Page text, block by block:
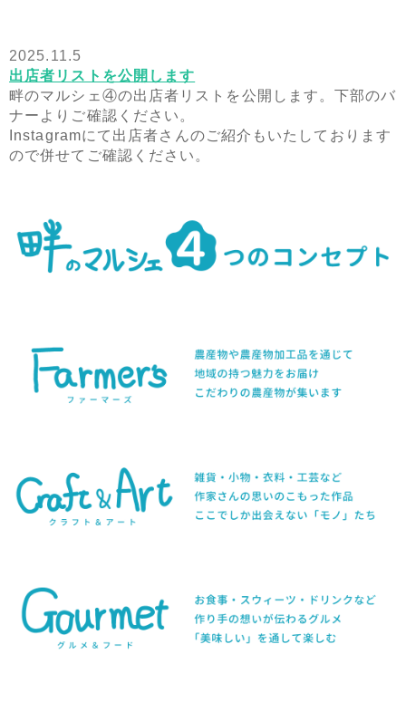
2025.11.5
出店者リストを公開します
畔のマルシェ④の出店者リストを公開します。下部のバ
ナーよりご確認ください。
Instagramにて出店者さんのご紹介もいたしております
ので併せてご確認ください。